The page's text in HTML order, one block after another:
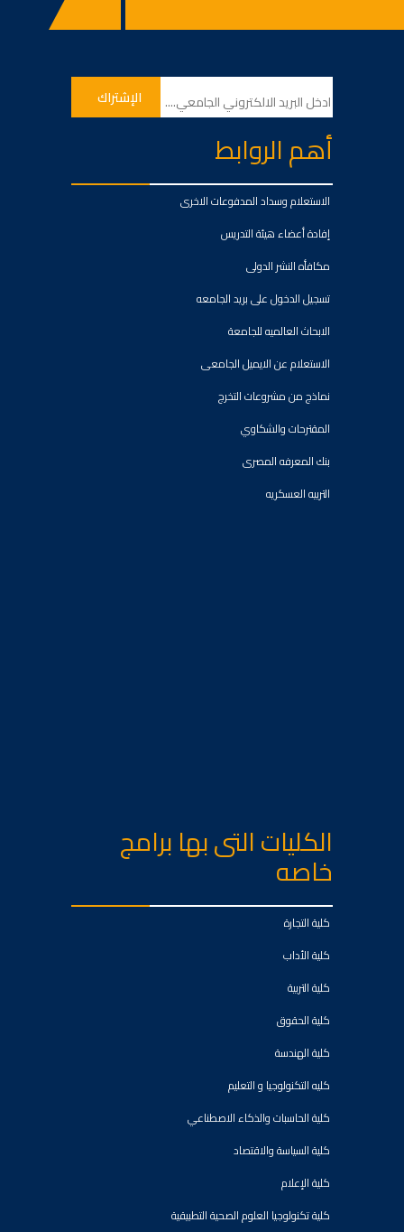
أهم الروابط
الاستعلام وسداد المدفوعات الاخرى
إفادة أعضاء هيئة التدريس
مكافأه النشر الدولى
تسجيل الدخول على بريد الجامعه
الابحاث العالميه للجامعة
الاستعلام عن الايميل الجامعى
نماذج من مشروعات التخرج
المقترحات والشكاوي
بنك المعرفه المصرى
التربيه العسكريه
الكليات التى بها برامج
خاصه
كلية التجارة
كلية الأداب
كلية التربية
كلية الحقوق
كلية الهندسة
كليه التكنولوجيا و التعليم
كلية الحاسبات والذكاء الاصطناعي
كلية السياسة والاقتصاد
كلية الإعلام
كلية تكنولوجيا العلوم الصحية التطبيقية